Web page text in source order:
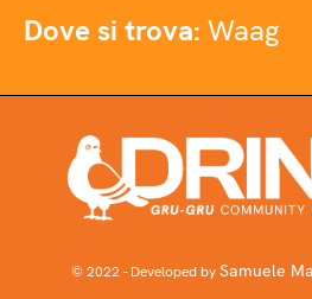
Dove si trova: Waag
© 2022 - Developed bySamuele